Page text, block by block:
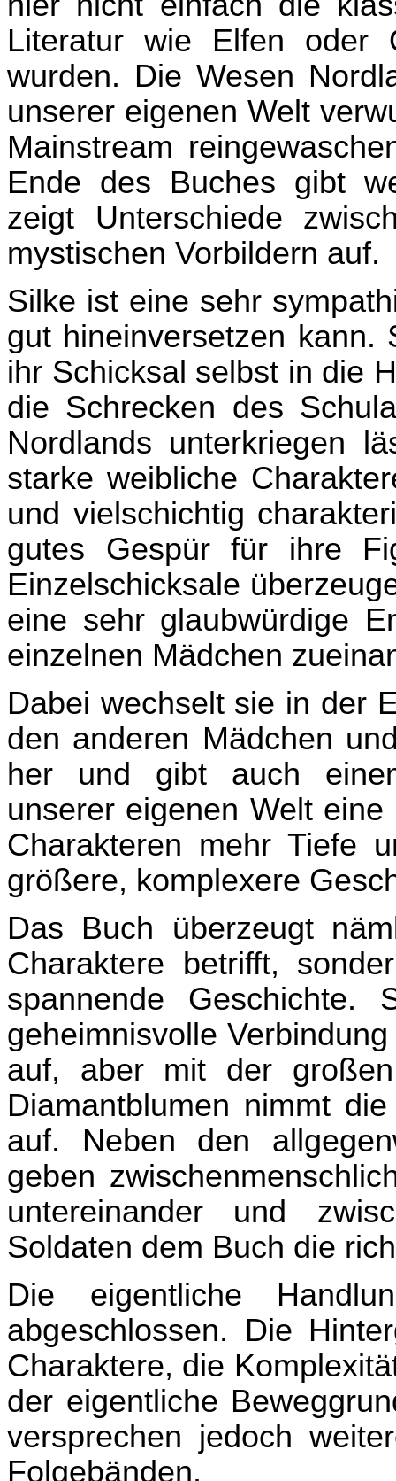
Literatur wie Elfen oder
wurden. Die Wesen
unserer eigenen Welt
Mainstream
Ende des Buches gibt
zeigt Unterschiede
mystischen Vorbildern auf.
Silke ist eine sehr
gut hineinversetzen kann.
ihr Schicksal selbst in die
die Schrecken des
Nordlands unterkriegen
starke weibliche
und vielschichtig
gutes Gespür für ihre
Einzelschicksale
eine sehr glaubwürdige
einzelnen Mädchen
Dabei wechselt sie in der
den anderen Mädchen
her und gibt auch
unserer eigenen Welt
Charakteren mehr Tiefe
größere, komplexere
Das Buch überzeugt
Charaktere betrifft,
spannende
geheimnisvolle
auf, aber mit der
Diamantblumen nimmt
auf. Neben den
geben
untereinander und
Soldaten dem Buch die
Die eigentliche
abgeschlossen. Die
Charaktere, die
der eigentliche
versprechen jedoch
Folgebänden.